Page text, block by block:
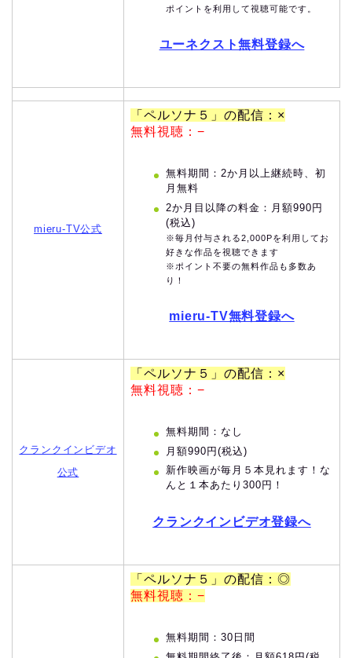
ポイントを利用して視聴可能です。
ユーネクスト無料登録へ
mieru-TV公式
「ペルソナ５」の配信：×
無料視聴：−
無料期間：2か月以上継続時、初
月無料
2か月目以降の料金：月額990円
(税込)
※毎月付与される2,000Pを利用してお
好きな作品を視聴できます
※ポイント不要の無料作品も多数あ
り！
mieru-TV無料登録へ
クランクインビデオ
公式
「ペルソナ５」の配信：×
無料視聴：−
無料期間：なし
月額990円(税込)
新作映画が毎月５本見れます！な
んと１本あたり300円！
クランクインビデオ登録へ
「ペルソナ５」の配信：◎
無料視聴：−
無料期間：30日間